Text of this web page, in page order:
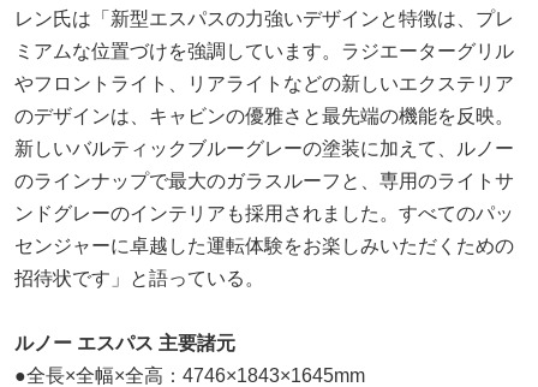
レン氏は「新型エスパスの力強いデザインと特徴は、プレ
ミアムな位置づけを強調しています。ラジエーターグリル
やフロントライト、リアライトなどの新しいエクステリア
のデザインは、キャビンの優雅さと最先端の機能を反映。
新しいバルティックブルーグレーの塗装に加えて、ルノー
のラインナップで最大のガラスルーフと、専用のライトサ
ンドグレーのインテリアも採用されました。すべてのパッ
センジャーに卓越した運転体験をお楽しみいただくための
招待状です」と語っている。
ルノー エスパス 主要諸元
●全長×全幅×全高：4746×1843×1645mm